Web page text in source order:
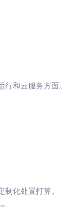
和云服务方面。
化处置打算。